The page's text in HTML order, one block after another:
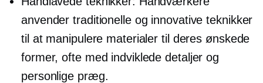
anvender traditionelle og innovative teknikker
til at manipulere materialer til deres ønskede
former, ofte med indviklede detaljer og
personlige præg.